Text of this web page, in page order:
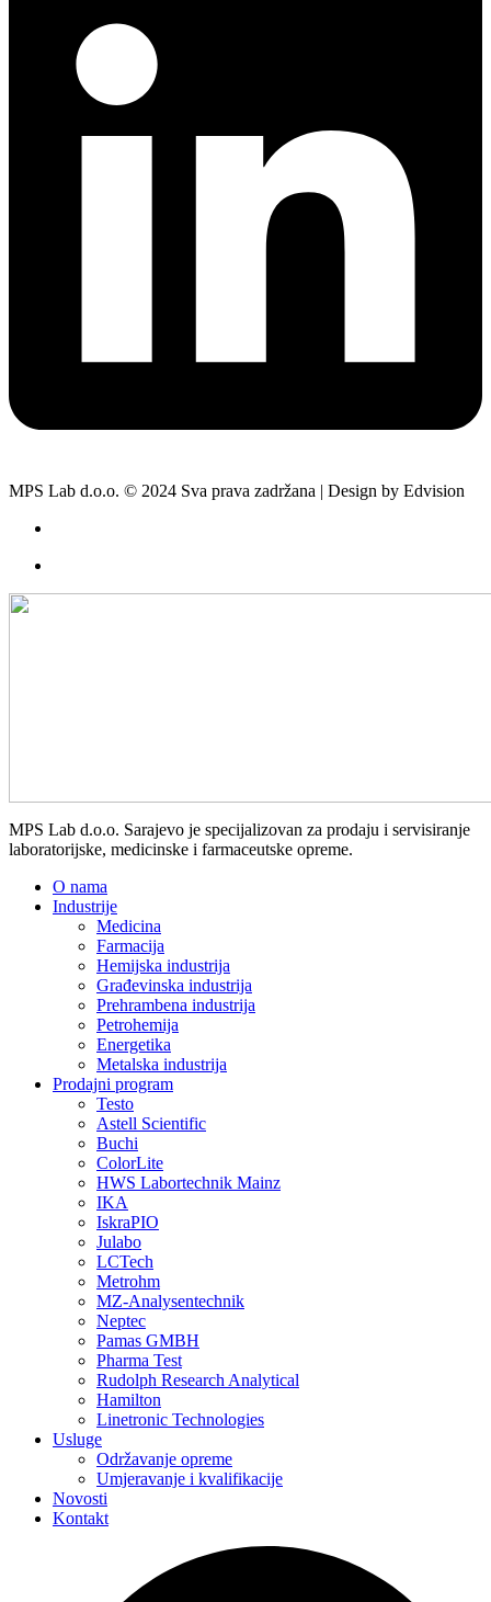
MPS Lab d.o.o. © 2024 Sva prava zadržana | Design by Edvision
MPS Lab d.o.o. Sarajevo je specijalizovan za prodaju i servisiranje
laboratorijske, medicinske i farmaceutske opreme.
O nama
Industrije
Medicina
Farmacija
Hemijska industrija
Građevinska industrija
Prehrambena industrija
Petrohemija
Energetika
Metalska industrija
Prodajni program
Testo
Astell Scientific
Buchi
ColorLite
HWS Labortechnik Mainz
IKA
IskraPIO
Julabo
LCTech
Metrohm
MZ-Analysentechnik
Neptec
Pamas GMBH
Pharma Test
Rudolph Research Analytical
Hamilton
Linetronic Technologies
Usluge
Održavanje opreme
Umjeravanje i kvalifikacije
Novosti
Kontakt